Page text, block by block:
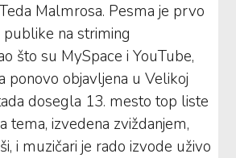
Malmrosa. Pesma je prvo
na striming
što su MySpace i YouTube,
ponovo objavljena u Velikoj
dosegla 13. mesto top liste
tema, izvedena zviždanjem,
i muzičari je rado izvode uživo